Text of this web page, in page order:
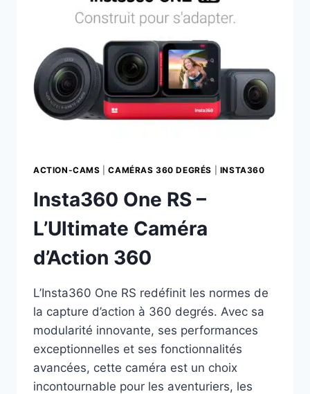
ACTION-CAMS |CAMÉRAS 360 DEGRÉS INSTA360
Insta360 One RS –
L’Ultimate Caméra
d’Action 360
L’Insta360 One RS redéfinit les normes de
la capture d’action à 360 degrés. Avec sa
modularité innovante, ses performances
exceptionnelles et ses fonctionnalités
avancées, cette caméra est un choix
incontournable pour les aventuriers, les